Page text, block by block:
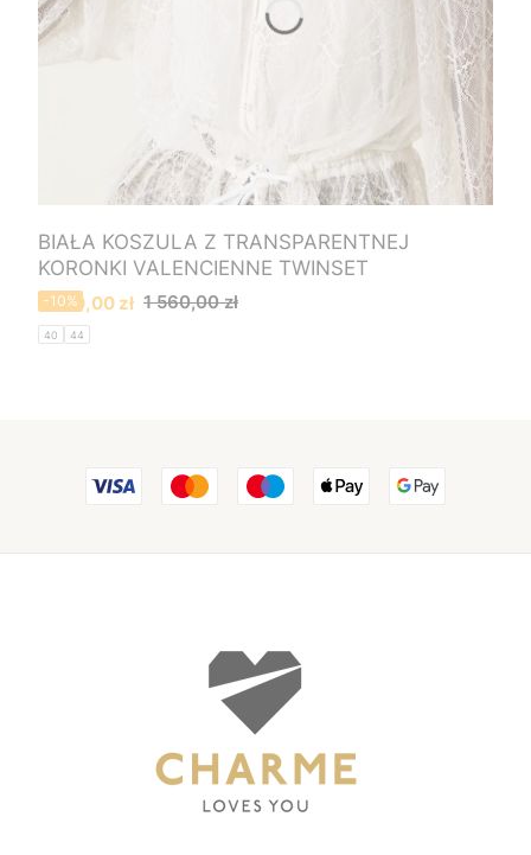
BIAŁA KOSZULA Z TRANSPARENTNEJ
KORONKI VALENCIENNE TWINSET
Cena promocyjna
1 400,00 zł 1 560,00 zł
-10%
40 44